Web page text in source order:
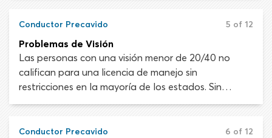
adecuadas.
Conductor Precavido 5 of 12
Problemas de Visión
Las personas con una visión menor de 20/40 no
califican para una licencia de manejo sin
restricciones en la mayoría de los estados. Sin
embargo, una buena cantidad de personas con
segura y legal con una licencia restringida, siempre
Conductor Precavido 6 of 12